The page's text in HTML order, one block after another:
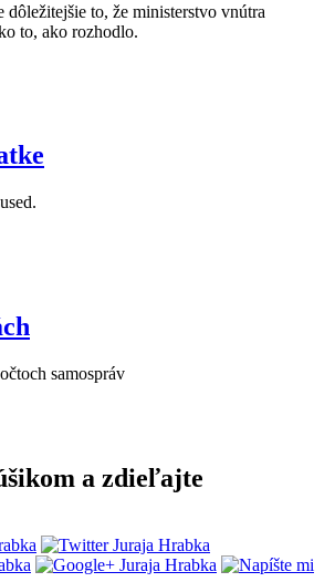
to, že ministerstvo vnútra
to, ako rozhodlo.
samospráv
a zdieľajte